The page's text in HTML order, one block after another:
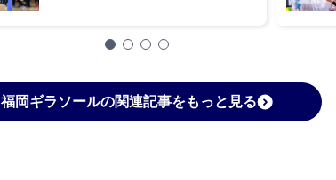
福岡ギラソールの関連記事をもっと見る